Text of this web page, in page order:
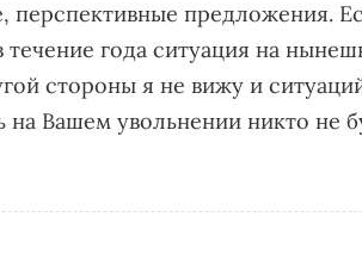
перспективные предложения.
течение года ситуация на
стороны я не вижу и
на Вашем увольнении никто не